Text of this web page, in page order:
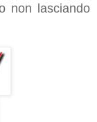
non lasciando